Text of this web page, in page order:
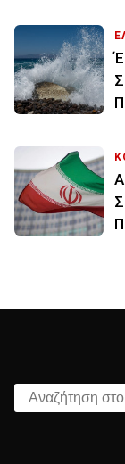
Αναζήτηση στο